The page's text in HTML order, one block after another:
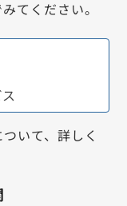
てください。
いて、詳しく